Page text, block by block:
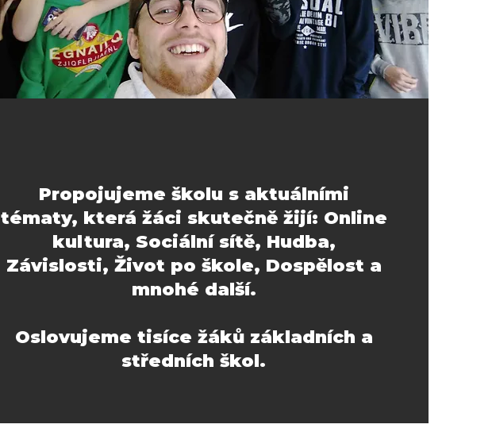
Propojujeme školu s aktuálními
tématy, která žáci skutečně žijí: Online
kultura, Sociální sítě, Hudba,
Závislosti, Život po škole, Dospělost a
mnohé další.
Oslovujeme tisíce žáků základních a
středních škol.